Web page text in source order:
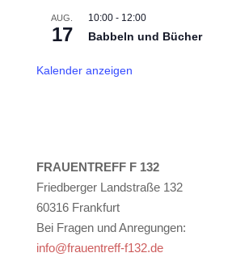
AUG.
17
10:00- 12:00
Babbeln und Bücher
Kalender anzeigen
FRAUENTREFF F 132
Friedberger Landstraße 132
60316 Frankfurt
Bei Fragen und Anregungen:
info@frauentreff-f132.de